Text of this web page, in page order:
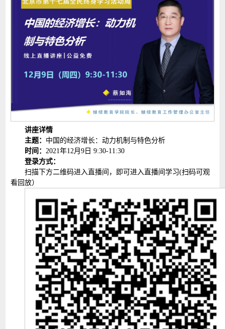
讲座详情
主题： 中国的经济增长：动力机制与特色分析
时间： 2021年12月9日 9:30-11:30
登录方式：
扫描下方二维码进入直播间，即可进入直播间学习(扫码可观
看回放）